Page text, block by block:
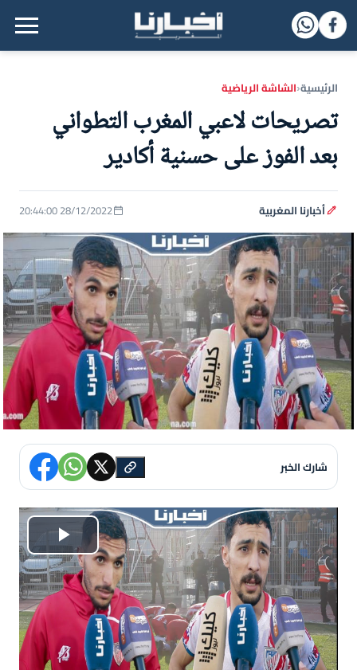
القائمة الرئيسية
الرئيسية‹الشاشة الرياضية
تصريحات لاعبي المغرب التطواني
بعد الفوز على حسنية أكادير
أخبارنا المغربية 28/12/2022 20:44:00
شارك الخبر
P
l
y